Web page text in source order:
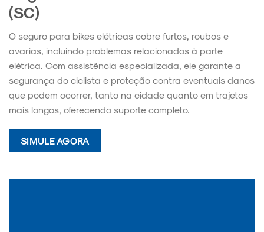
(SC)
O seguro para bikes elétricas cobre furtos, roubos e
avarias, incluindo problemas relacionados à parte
elétrica. Com assistência especializada, ele garante a
segurança do ciclista e proteção contra eventuais danos
que podem ocorrer, tanto na cidade quanto em trajetos
mais longos, oferecendo suporte completo.
SIMULE AGORA